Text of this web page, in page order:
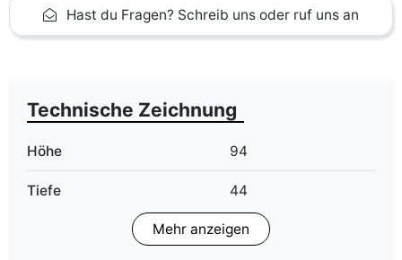
Hast du Fragen? Schreib uns oder ruf uns an
Technische Zeichnung
Höhe 94
Tiefe 44
Matt
Mehr anzeigen